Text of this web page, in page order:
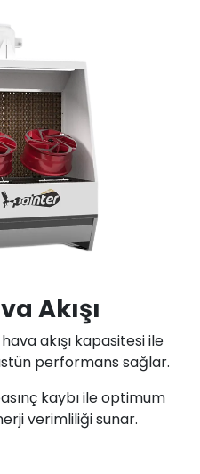
Akışı
akışı kapasitesi ile
performans sağlar.
kaybı ile optimum
verimliliği sunar.